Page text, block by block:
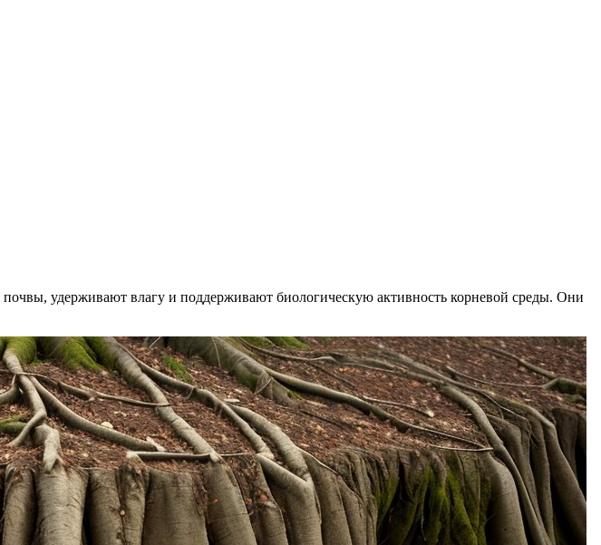
удерживают влагу и поддерживают биологическую активность корневой среды. Они